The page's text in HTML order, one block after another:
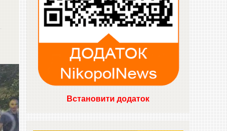
Встановити додаток